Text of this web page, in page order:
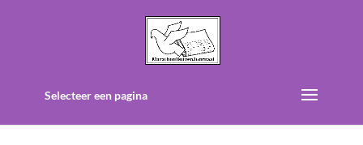
Selecteer een pagina